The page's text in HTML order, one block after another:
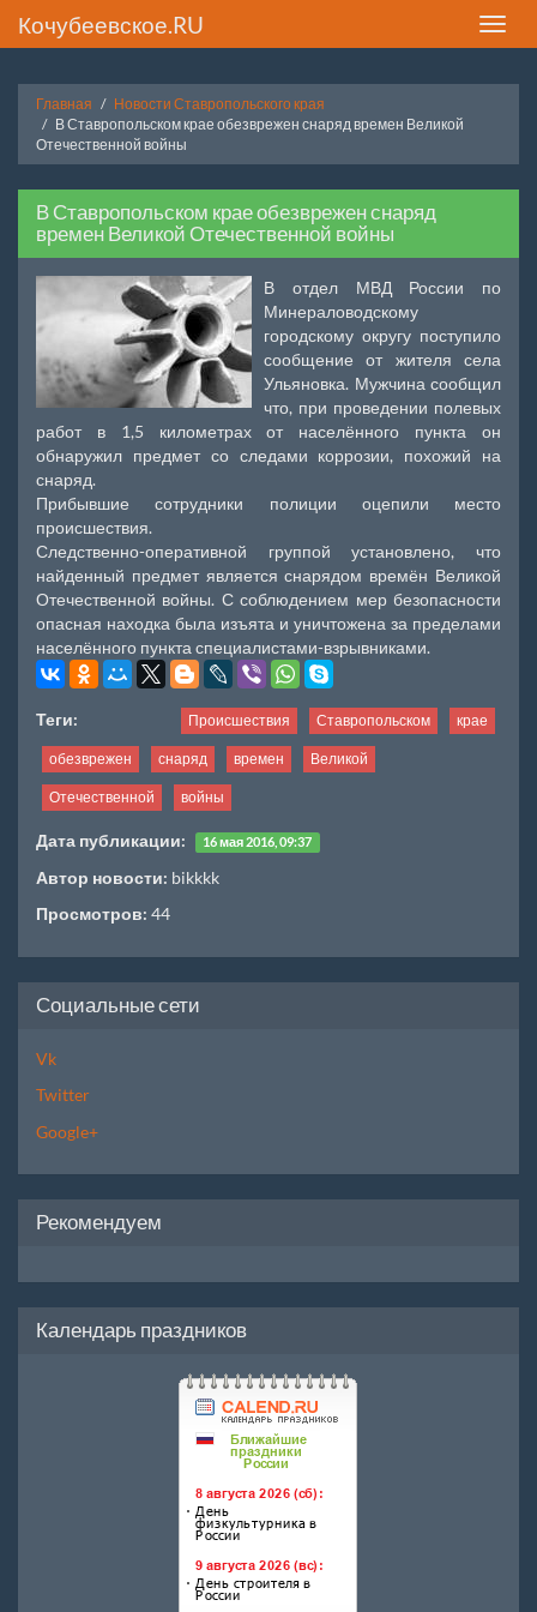
Toggle
Кочубеевское.RU
Главная
Новости Ставропольского края
В Ставропольском крае обезврежен снаряд времен Великой
Отечественной войны
В Ставропольском крае обезврежен снаряд
времен Великой Отечественной войны
В отдел МВД России по
Минераловодскому
городскому округу поступило
сообщение от жителя села
Ульяновка. Мужчина сообщил
что, при проведении полевых
работ в 1,5 километрах от населённого пункта он
обнаружил предмет со следами коррозии, похожий на
снаряд.
Прибывшие сотрудники полиции оцепили место
происшествия.
Следственно-оперативной группой установлено, что
найденный предмет является снарядом времён Великой
Отечественной войны. С соблюдением мер безопасности
опасная находка была изъята и уничтожена за пределами
населённого пункта специалистами-взрывниками.
Теги: Происшествия Ставропольском крае
обезврежен снаряд времен Великой
Отечественной войны
Дата публикации: 16 мая 2016, 09:37
Автор новости: bikkkk
Просмотров: 44
Социальные сети
Vk
Twitter
Google+
Рекомендуем
Календарь праздников